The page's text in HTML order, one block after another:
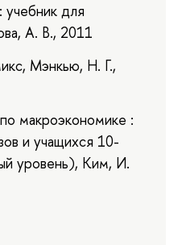
для
А. В., 2011
Мэнкью, Н. Г.,
макроэкономике :
и учащихся 10-
уровень), Ким, И.